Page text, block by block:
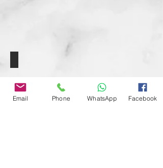
Email Phone WhatsApp Facebook